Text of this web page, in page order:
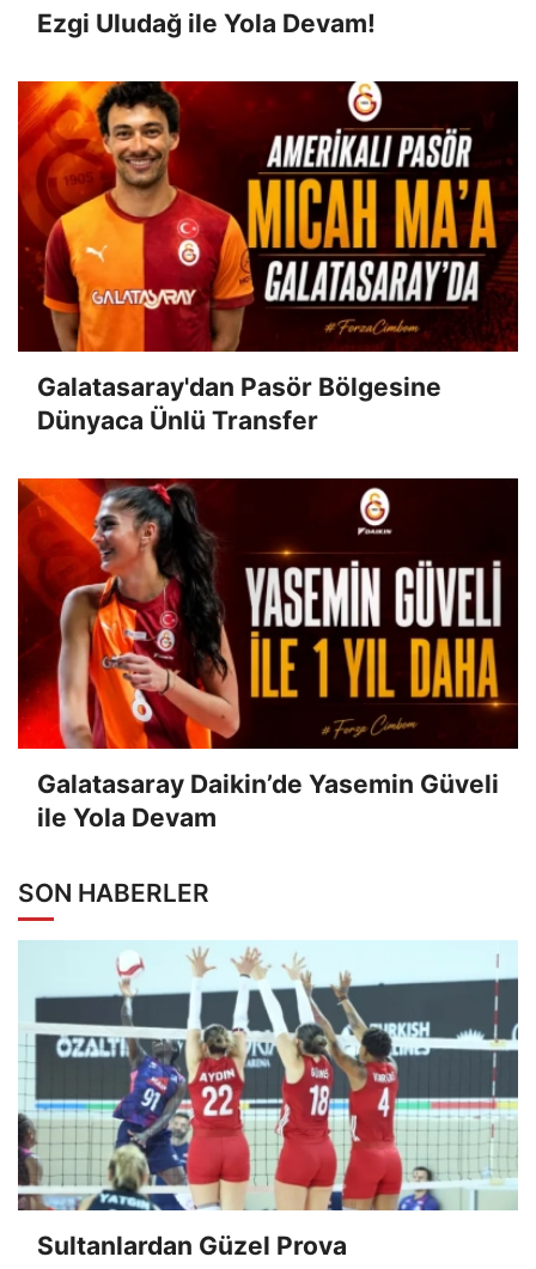
Ezgi Uludağ ile Yola Devam!
Galatasaray'dan Pasör Bölgesine
Dünyaca Ünlü Transfer
Galatasaray Daikin’de Yasemin Güveli
ile Yola Devam
SON HABERLER
Sultanlardan Güzel Prova